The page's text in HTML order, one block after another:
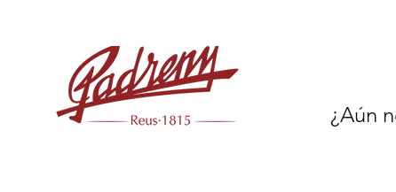
¿Aún